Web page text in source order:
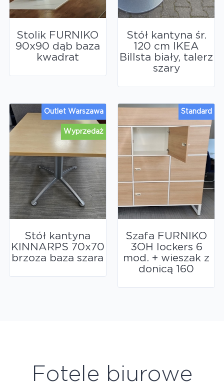
Stolik FURNIKO
90x90 dąb baza
kwadrat
Stół kantyna śr.
120 cm IKEA
Billsta biały, talerz
szary
Wyprzedaż
Outlet Warszawa
Stół kantyna
KINNARPS 70x70
brzoza baza szara
Standard
Szafa FURNIKO
3OH lockers 6
mod. + wieszak z
donicą 160
Fotele biurowe